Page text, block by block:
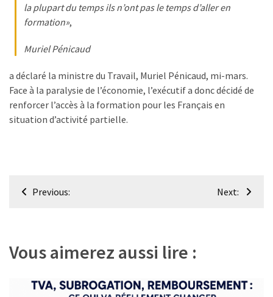
la plupart du temps ils n’ont pas le temps d’aller en
formation»,
Muriel Pénicaud
a déclaré la ministre du Travail, Muriel Pénicaud, mi-mars.
Face à la paralysie de l’économie, l’exécutif a donc décidé de
renforcer l’accès à la formation pour les Français en
situation d’activité partielle.
Navigation
Previous: Next:
Vous aimerez aussi lire :